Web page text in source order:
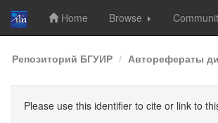
Skip
navigation
Home Browse
Репозиторий БГУИР Авторефераты
Please use this identifier to cite or link to